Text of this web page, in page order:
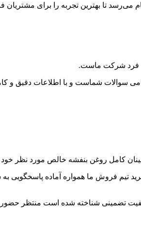
فرد شرکت ماست.
سوالات شماست و با اطلاعات دقیق و
کامل روغن بنفشه خالص مورد نظر خود
فروش ما همواره آماده پاسخگویی به
تضمینی شناخته شده است منتظر